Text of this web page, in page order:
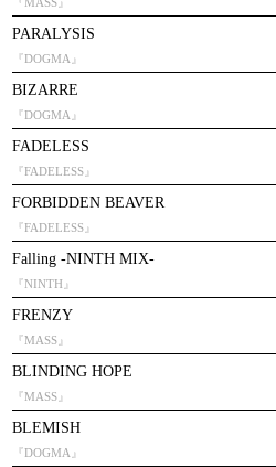
PARALYSIS
『DOGMA』
BIZARRE
『DOGMA』
FADELESS
『FADELESS』
FORBIDDEN BEAVER
『FADELESS』
Falling -NINTH MIX-
『NINTH』
FRENZY
『MASS』
BLINDING HOPE
『MASS』
BLEMISH
『DOGMA』